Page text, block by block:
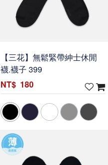
【三花】無鬆緊帶紳士休閒
襪.襪子 399
180